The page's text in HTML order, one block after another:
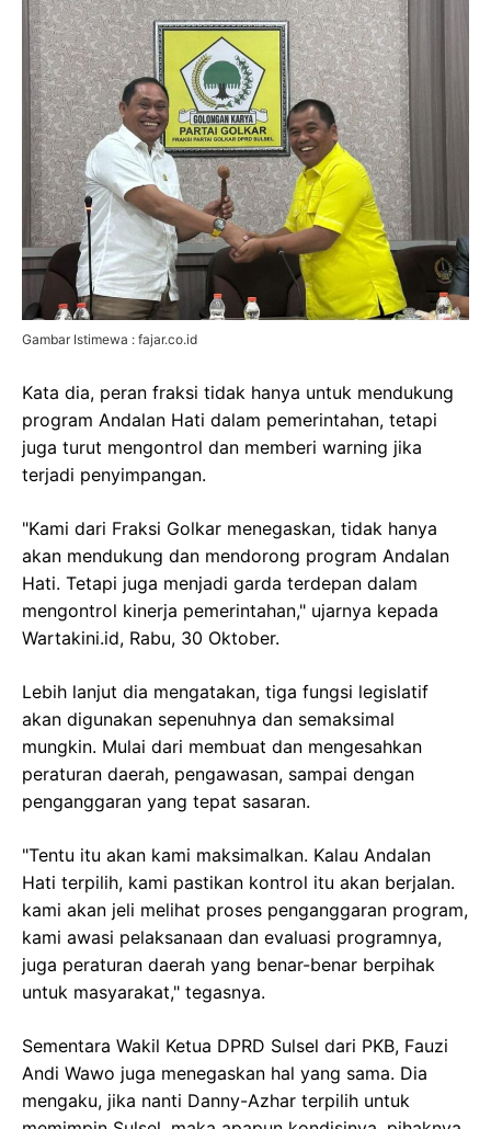
Gambar Istimewa : fajar.co.id
Kata dia, peran fraksi tidak hanya untuk mendukung
program Andalan Hati dalam pemerintahan, tetapi
juga turut mengontrol dan memberi warning jika
terjadi penyimpangan.
"Kami dari Fraksi Golkar menegaskan, tidak hanya
akan mendukung dan mendorong program Andalan
Hati. Tetapi juga menjadi garda terdepan dalam
mengontrol kinerja pemerintahan," ujarnya kepada
Wartakini.id, Rabu, 30 Oktober.
Lebih lanjut dia mengatakan, tiga fungsi legislatif
akan digunakan sepenuhnya dan semaksimal
mungkin. Mulai dari membuat dan mengesahkan
peraturan daerah, pengawasan, sampai dengan
penganggaran yang tepat sasaran.
"Tentu itu akan kami maksimalkan. Kalau Andalan
Hati terpilih, kami pastikan kontrol itu akan berjalan.
kami akan jeli melihat proses penganggaran program,
kami awasi pelaksanaan dan evaluasi programnya,
juga peraturan daerah yang benar-benar berpihak
untuk masyarakat," tegasnya.
Sementara Wakil Ketua DPRD Sulsel dari PKB, Fauzi
Andi Wawo juga menegaskan hal yang sama. Dia
mengaku, jika nanti Danny-Azhar terpilih untuk